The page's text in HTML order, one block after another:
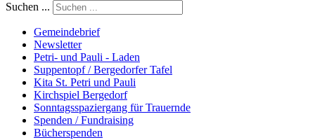
Suchen ...
Gemeindebrief
Newsletter
Petri- und Pauli - Laden
Suppentopf / Bergedorfer Tafel
Kita St. Petri und Pauli
Kirchspiel Bergedorf
Sonntagsspaziergang für Trauernde
Spenden / Fundraising
Bücherspenden